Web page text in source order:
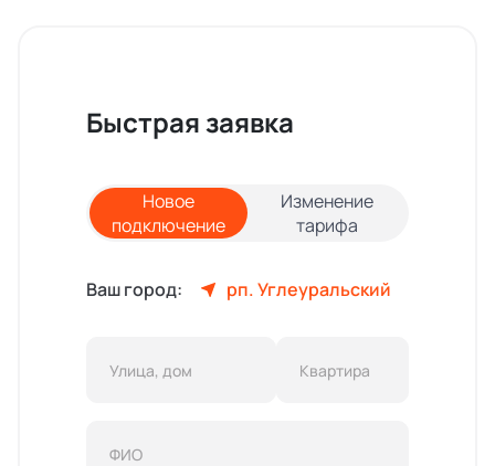
Быстрая заявка
Новое
подключение
Изменение
тарифа
Ваш город: рп. Углеуральский